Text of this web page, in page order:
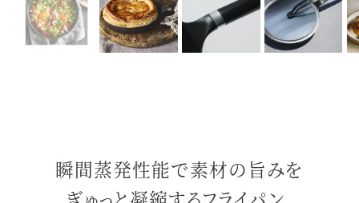
瞬間蒸発性能で素材の旨みを